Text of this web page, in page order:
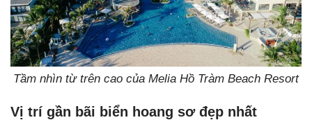
Tầm nhìn từ trên cao của Melia Hồ Tràm Beach Resort
Vị trí gần bãi biển hoang sơ đẹp nhất